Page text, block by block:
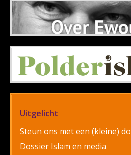
Uitgelicht
Steun ons met een (kleine)
Dossier Islam en media